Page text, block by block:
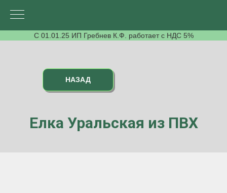
С 01.01.25 ИП Гребнев К.Ф. работает с НДС 5%
НАЗАД
Елка Уральская из ПВХ